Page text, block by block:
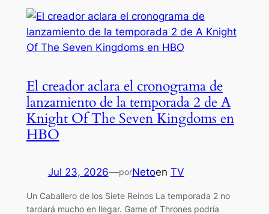
El creador aclara el cronograma de
lanzamiento de la temporada 2 de A
Knight Of The Seven Kingdoms en
HBO
Jul 23, 2026—porNetoen TV
Un Caballero de los Siete Reinos La temporada 2 no
tardará mucho en llegar. Game of Thrones podría